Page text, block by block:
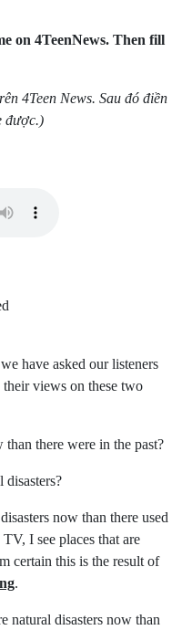
on 4TeenNews. Then fill
4Teen News. Sau đó điền
được.)
have asked our listeners
views on these two
than there were in the past?
now than there used
I see places that are
certain this is the result of
.
natural disasters now than